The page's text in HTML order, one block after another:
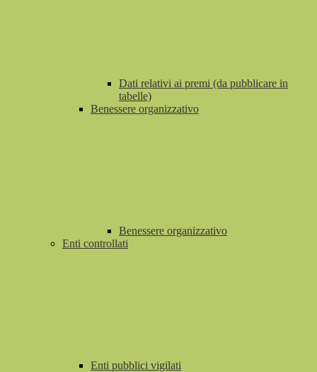
Dati relativi ai premi (da pubblicare in
tabelle)
Benessere organizzativo
Benessere organizzativo
Enti controllati
Enti pubblici vigilati